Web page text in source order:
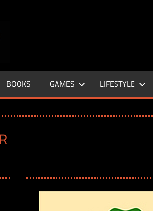
–
LIFE
MAGAZINE
BOOKS GAMES LIFESTYLE